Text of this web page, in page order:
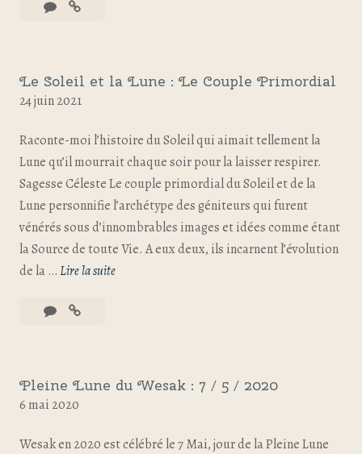
Le Soleil et la Lune : Le Couple Primordial
24 juin 2021
Raconte-moi l’histoire du Soleil qui aimait tellement la
Lune qu’il mourrait chaque soir pour la laisser respirer.
Sagesse Céleste Le couple primordial du Soleil et de la
Lune personnifie l’archétype des géniteurs qui furent
vénérés sous d’innombrables images et idées comme étant
la Source de toute Vie. A eux deux, ils incarnent l’évolution
de la …Lire la suite
Pleine Lune du Wesak : 7 / 5 / 2020
6 mai 2020
Wesak en 2020 est célébré le 7 Mai, jour de la Pleine Lune